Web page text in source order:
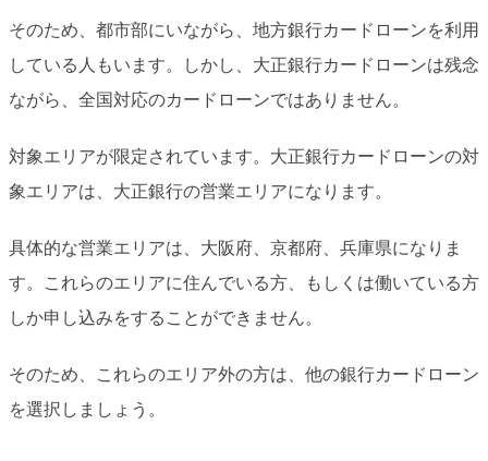
そのため、都市部にいながら、地方銀行カードローンを利用
している人もいます。しかし、大正銀行カードローンは残念
ながら、全国対応のカードローンではありません。
対象エリアが限定されています。大正銀行カードローンの対
象エリアは、大正銀行の営業エリアになります。
具体的な営業エリアは、大阪府、京都府、兵庫県になりま
す。これらのエリアに住んでいる方、もしくは働いている方
しか申し込みをすることができません。
そのため、これらのエリア外の方は、他の銀行カードローン
を選択しましょう。